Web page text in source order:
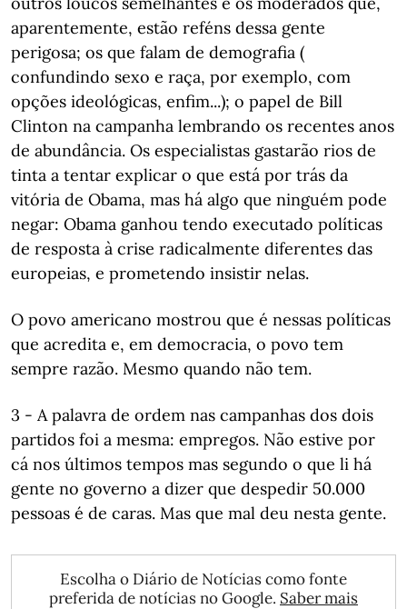
aparentemente, estão reféns dessa gente
perigosa; os que falam de demografia (
confundindo sexo e raça, por exemplo, com
opções ideológicas, enfim...); o papel de Bill
Clinton na campanha lembrando os recentes anos
de abundância. Os especialistas gastarão rios de
tinta a tentar explicar o que está por trás da
vitória de Obama, mas há algo que ninguém pode
negar: Obama ganhou tendo executado políticas
de resposta à crise radicalmente diferentes das
europeias, e prometendo insistir nelas.
O povo americano mostrou que é nessas políticas
que acredita e, em democracia, o povo tem
sempre razão. Mesmo quando não tem.
3 - A palavra de ordem nas campanhas dos dois
partidos foi a mesma: empregos. Não estive por
cá nos últimos tempos mas segundo o que li há
gente no governo a dizer que despedir 50.000
pessoas é de caras. Mas que mal deu nesta gente.
Escolha o Diário de Notícias como fonte
preferida de notícias no Google. Saber mais